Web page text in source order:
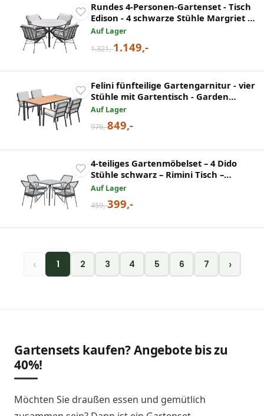
Rundes 4-Personen-Gartenset - Tisch
Edison - 4 schwarze Stühle Margriet -
Garden Impressions
Auf Lager
1.321,-1.149,-
Felini fünfteilige Gartengarnitur - vier
Stühle mit Gartentisch - Garden
Impressions
Auf Lager
976,-849,-
4-teiliges Gartenmöbelset – 4 Dido
Stühle schwarz – Rimini Tisch –
Garden Impressions
Auf Lager
459,-399,-
‹ 1 2 3 4 5 6 7 ›
Gartensets kaufen? Angebote bis zu
40%!
Möchten Sie draußen essen und gemütlich